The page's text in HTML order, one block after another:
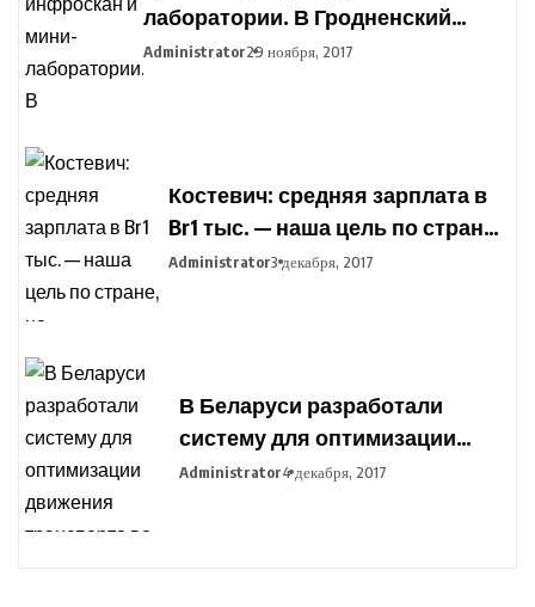
лаборатории. В Гродненский
агропромышленный парк
Administrator29 ноября, 2017
Костевич: средняя зарплата в
Br1 тыс. — наша цель по стране,
но дифференциация по
Administrator3 декабря, 2017
В Беларуси разработали
систему для оптимизации
движения транспорта во
Administrator4 декабря, 2017